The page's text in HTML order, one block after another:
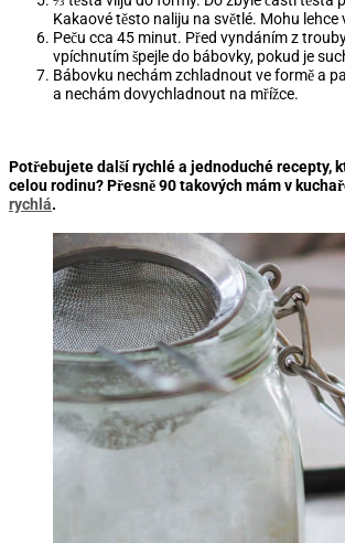
Kakaové těsto naliju na světlé. Mohu
Peču cca 45 minut. Před vyndáním z
vpíchnutím špejle do bábovky, pokud je
Bábovku nechám zchladnout ve formě a
a nechám dovychladnout na mřížce.
Potřebujete další rychlé a jednoduché recepty,
celou rodinu? Přesně 90 takových mám v
rychlá.